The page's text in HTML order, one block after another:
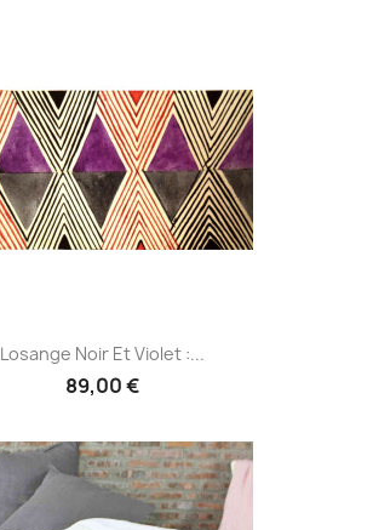
Losange Noir Et Violet :...
89,00 €